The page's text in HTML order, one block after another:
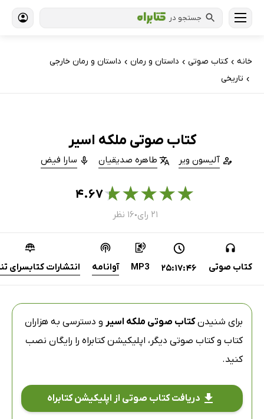
جستجو در
خانه › کتاب‌ صوتی › داستان و رمان › داستان و رمان خارجی
› تاریخی
کتاب صوتی ملکه اسیر
آلیسون ویر طاهره صدیقیان سارا فیض
★
★
★
★
★۴.۶۷
۲۱ رای ● ۱۶ نظر
کتاب صوتی 25:17:46
MP3 آوانامه انتشارات کتابسرای
برای شنیدنکتاب صوتی ملکه اسیر و دسترسی به هزاران
کتاب و کتاب صوتی دیگر، اپلیکیشن کتابراه را رایگان نصب
کنید.
دریافت کتاب صوتی از اپلیکیشن کتابراه